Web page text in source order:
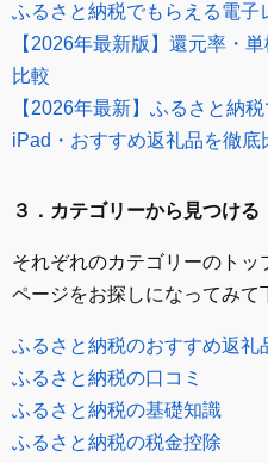
ふるさと納税でもらえる電
【2026年最新版】還元率・
比較
【2026年最新】ふるさと納
iPad・おすすめ返礼品を徹底
３．カテゴリーから見つける
それぞれのカテゴリーのト
ページをお探しになってみて
ふるさと納税のおすすめ返礼
ふるさと納税の口コミ
ふるさと納税の基礎知識
ふるさと納税の税金控除